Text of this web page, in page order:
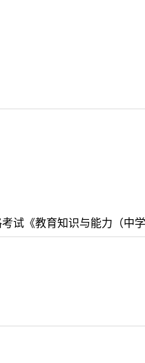
试《教育知识与能力（中